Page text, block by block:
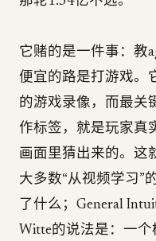
它赌的是一件事：教
便宜的路是打游戏。
的游戏录像，而最关
作标签，就是玩家真
画面里猜出来的。这
大多数“从视频学习”
了什么；General
Witte的说法是：一